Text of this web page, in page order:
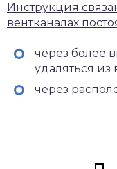
Инструкция
вентканалах
через более
удаляться
через